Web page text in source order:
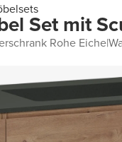
Set mit
Rohe Eiche|